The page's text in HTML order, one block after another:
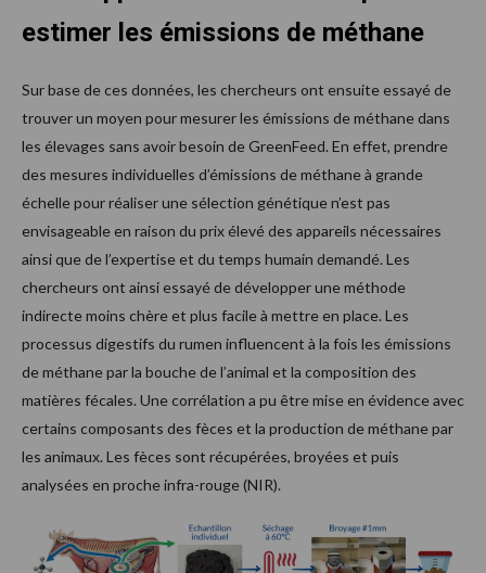
estimer les émissions de méthane
Sur base de ces données, les chercheurs ont ensuite essayé de
trouver un moyen pour mesurer les émissions de méthane dans
les élevages sans avoir besoin de GreenFeed. En effet, prendre
des mesures individuelles d’émissions de méthane à grande
échelle pour réaliser une sélection génétique n’est pas
envisageable en raison du prix élevé des appareils nécessaires
ainsi que de l’expertise et du temps humain demandé. Les
chercheurs ont ainsi essayé de développer une méthode
indirecte moins chère et plus facile à mettre en place. Les
processus digestifs du rumen influencent à la fois les émissions
de méthane par la bouche de l’animal et la composition des
matières fécales. Une corrélation a pu être mise en évidence avec
certains composants des fèces et la production de méthane par
les animaux. Les fèces sont récupérées, broyées et puis
analysées en proche infra-rouge (NIR).